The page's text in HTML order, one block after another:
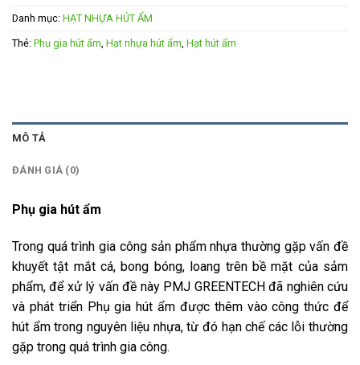
Danh mục: HẠT NHỰA HÚT ẨM
Thẻ: Phụ gia hút ẩm, Hạt nhựa hút ẩm, Hạt hút ẩm
MÔ TẢ
ĐÁNH GIÁ (0)
Phụ gia hút ẩm
Trong quá trình gia công sản phẩm nhựa thường gặp vấn đề
khuyết tật mắt cá, bong bóng, loang trên bề mặt của sảm
phẩm, để xử lý vấn đề này PMJ GREENTECH đã nghiên cứu
và phát triển Phụ gia hút ẩm được thêm vào công thức để
hút ẩm trong nguyên liệu nhựa, từ đó hạn chế các lỗi thường
gặp trong quá trình gia công.